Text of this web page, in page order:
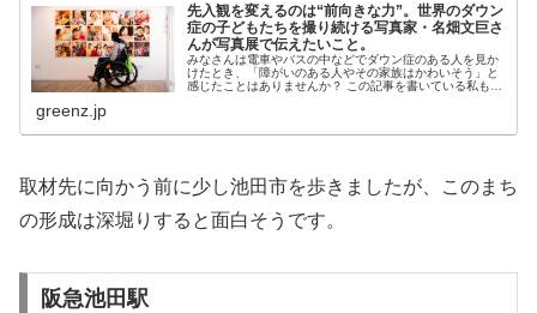
先入観を変えるのは“前向きな力”。世界のダウン
症の子どもたちを撮り続ける写真家・名畑文巨さ
んが写真展で伝えたいこと。
みなさんは電車やバスの中などでダウン症のある人を見か
けたとき、「障がいのある人やその家族はかわいそう」と
感じたことはありませんか？ この記事を書いている私も、
greenz.jp
取材先に向かう前に少し池田市を歩きましたが、このまち
の形成は深堀りすると面白そうです。
阪急池田駅